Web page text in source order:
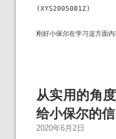
(XYS20050812)
刚好小保尔在学习这方面内
从实用的角
给小保尔的信
2020年6月2日